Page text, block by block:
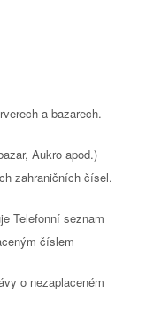
a bazarech.
Aukro apod.)
zahraničních čísel.
Telefonní seznam
číslem
o nezaplaceném